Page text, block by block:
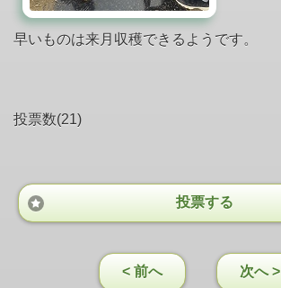
早いものは来月収穫できるようです。
投票数(21)
投票する
< 前へ 次へ >